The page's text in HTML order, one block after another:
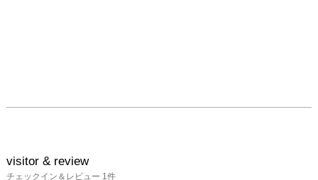
visitor & review
チェックイン＆レビュー 1件